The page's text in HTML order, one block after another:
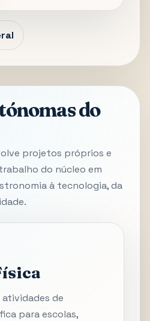
do
projetos próprios e
do núcleo em
à tecnologia, da
de
para escolas,